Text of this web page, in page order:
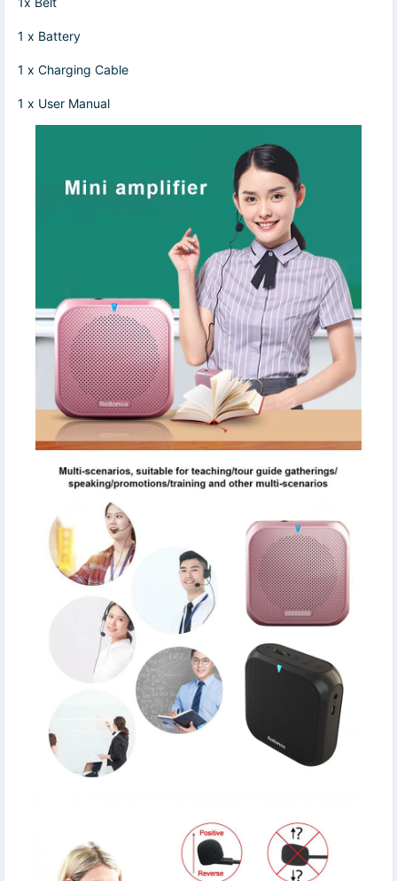
1 x Battery
1 x Charging Cable
1 x User Manual